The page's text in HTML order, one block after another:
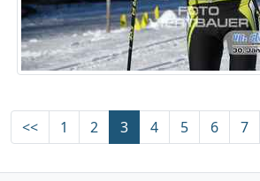
<< 1 2 3 4 5 6 7